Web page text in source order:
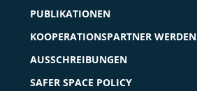
PUBLIKATIONEN
KOOPERATIONSPARTNER WERDEN
AUSSCHREIBUNGEN
SAFER SPACE POLICY